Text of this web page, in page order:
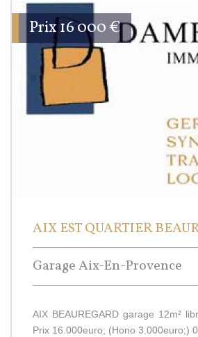
Prix16 000€
AIX EST QUARTIER
Garage Aix-En-Provence
AIX BEAUREGARD garage 12m²
Prix 16.000euro; (Hono 3.000euro;)